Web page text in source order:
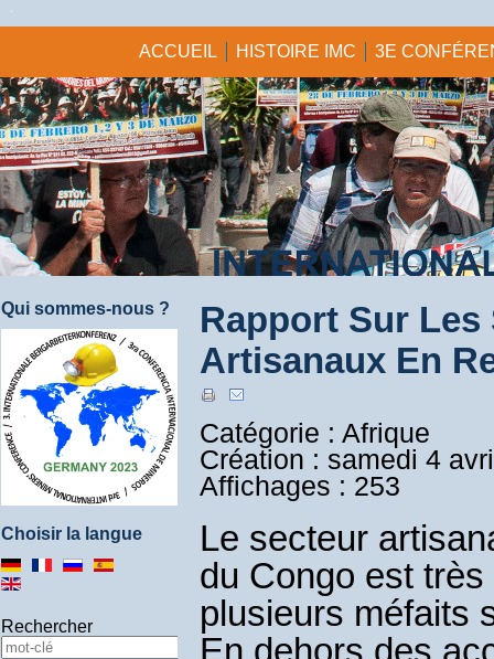
ACCUEIL HISTOIRE IMC 3E
Qui sommes-nous ?
Choisir la langue
Rechercher
Rapport Sur Les
Artisanaux En
Catégorie : Afrique
Création : samedi 4
Affichages : 253
Le secteur
du Congo est
plusieurs méfaits
En dehors des